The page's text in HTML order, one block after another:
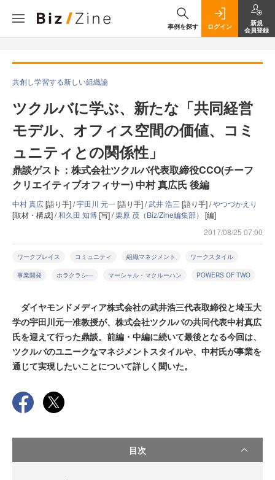
事例を探す ログイン
新規
会員登録
共創し学習する新しい組織論
ツクルバに学ぶ、新たな「共同経営
モデル、オフィス空間の価値、コミ
ュニティとの関係性」
鼎談ゲスト：株式会社ツクルバ代表取締役CCO(チーフ
クリエイティブオフィサー) 中村 真広氏 後編
中村 真広[語り手] /宇田川 元一[語り手] /武井 浩三 [語り手] /やつづかえり
[取材・構成] /和久田 知博[写] /栗原 茂（Biz/Zine編集部） [編]
2017/08/25 07:00
ワークプレイス コミュニティ 組織マネジメント ワークスタイル
事業開発 ホラクラシ― マーシャル・マクルーハン POWERS OF TWO
ダイヤモンドメディア株式会社の武井浩三代表取締役と埼玉大
学の宇田川元一准教授が、株式会社ツクルバの共同代表中村真広
氏を迎えて行った鼎談。前編・中編に続いて最後となる今回は、
ツクルバのユニークなマネジメントスタイルや、中村氏が事業を
通じて実現したいことについて詳しく聞いた。
目次